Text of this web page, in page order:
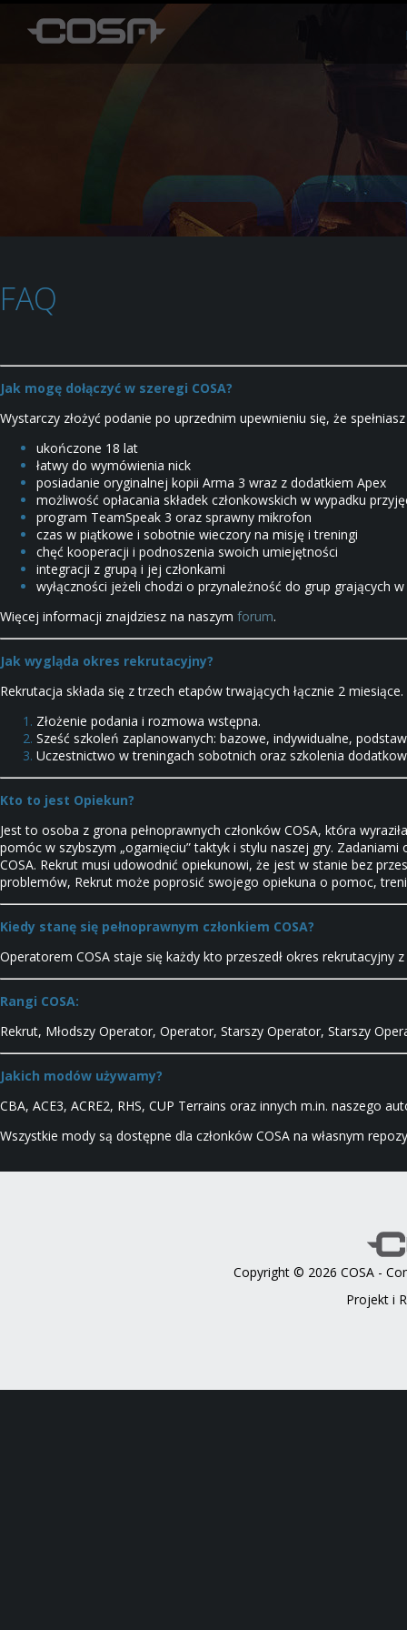
FAQ
Jak mogę dołączyć w szeregi COSA?
Wystarczy złożyć podanie po uprzednim upewnieniu się, że
ukończone 18 lat
łatwy do wymówienia nick
posiadanie oryginalnej kopii Arma 3 wraz z dodatkiem Apex
możliwość opłacania składek członkowskich w wypadku
program TeamSpeak 3 oraz sprawny mikrofon
czas w piątkowe i sobotnie wieczory na misję i treningi
chęć kooperacji i podnoszenia swoich umiejętności
integracji z grupą i jej członkami
wyłączności jeżeli chodzi o przynależność do grup grających
Więcej informacji znajdziesz na naszym forum.
Jak wygląda okres rekrutacyjny?
Rekrutacja składa się z trzech etapów trwających łącznie 2 miesiące.
Złożenie podania i rozmowa wstępna.
Sześć szkoleń zaplanowanych: bazowe, indywidualne,
Uczestnictwo w treningach sobotnich oraz szkolenia
Kto to jest Opiekun?
Jest to osoba z grona pełnoprawnych członków COSA, która
pomóc w szybszym „ogarnięciu” taktyk i stylu naszej gry.
COSA. Rekrut musi udowodnić opiekunowi, że jest w stanie bez
problemów, Rekrut może poprosić swojego opiekuna o pomoc,
Kiedy stanę się pełnoprawnym członkiem COSA?
Operatorem COSA staje się każdy kto przeszedł okres
Rangi COSA:
Rekrut, Młodszy Operator, Operator, Starszy Operator, Starszy
Jakich modów używamy?
CBA, ACE3, ACRE2, RHS, CUP Terrains oraz innych m.in. naszego
Wszystkie mody są dostępne dla członków COSA na własnym
Copyright © 2026 COSA -
Projekt i